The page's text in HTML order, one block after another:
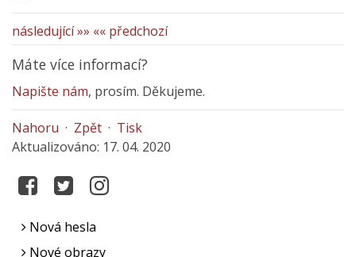
následující »» «« předchozí
Máte více informací?
Napište nám, prosím. Děkujeme.
Nahoru · Zpět · Tisk
Aktualizováno: 17. 04. 2020
Nová hesla
Nové obrazy